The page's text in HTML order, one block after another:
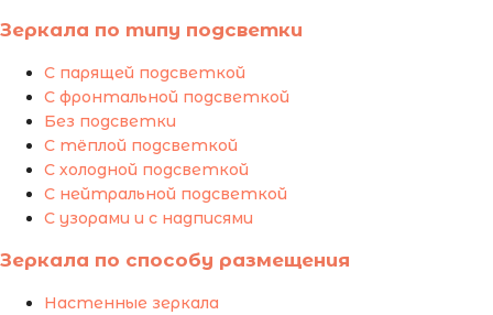
Зеркала по типу подсветки
С парящей подсветкой
С фронтальной подсветкой
Без подсветки
С тёплой подсветкой
С холодной подсветкой
С нейтральной подсветкой
С узорами и с надписями
Зеркала по способу размещения
Настенные зеркала